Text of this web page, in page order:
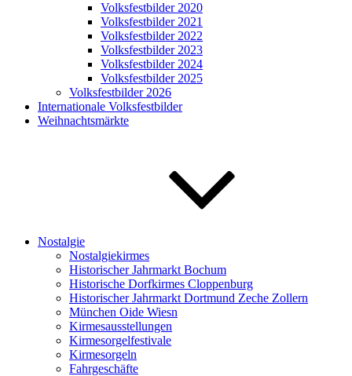
Volksfestbilder 2020
Volksfestbilder 2021
Volksfestbilder 2022
Volksfestbilder 2023
Volksfestbilder 2024
Volksfestbilder 2025
Volksfestbilder 2026
Internationale Volksfestbilder
Weihnachtsmärkte
Nostalgie
Nostalgiekirmes
Historischer Jahrmarkt Bochum
Historische Dorfkirmes Cloppenburg
Historischer Jahrmarkt Dortmund Zeche Zollern
München Oide Wiesn
Kirmesausstellungen
Kirmesorgelfestivale
Kirmesorgeln
Fahrgeschäfte